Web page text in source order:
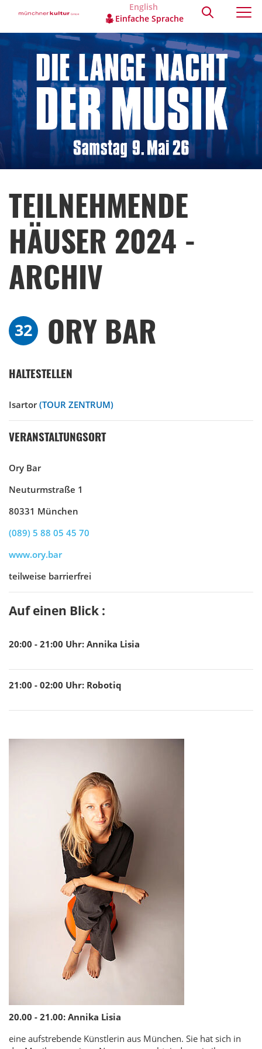
English
Einfache Sprache
TEILNEHMENDE
HÄUSER 2024 -
ARCHIV
32 ORY BAR
HALTESTELLEN
Isartor (TOUR ZENTRUM)
VERANSTALTUNGSORT
Ory Bar
Neuturmstraße 1
80331 München
(089) 5 88 05 45 70
www.ory.bar
teilweise barrierfrei
Auf einen Blick :
20:00 - 21:00 Uhr: Annika Lisia
21:00 - 02:00 Uhr: Robotiq
20.00 - 21.00: Annika Lisia
eine aufstrebende Künstlerin aus München. Sie hat sich in